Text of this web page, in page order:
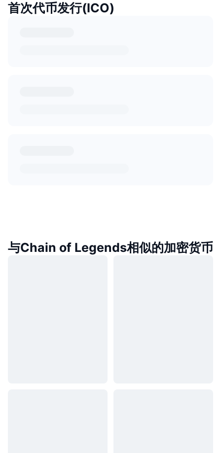
首次代币发行(ICO)
与Chain of Legends相似的加密货币